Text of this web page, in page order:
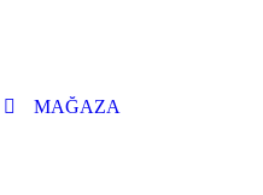
MAĞAZA